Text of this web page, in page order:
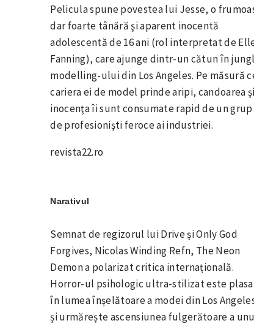
Pelicula spune povestea lui Jesse, o
dar foarte tânără şi aparent inocentă
adolescentă de 16 ani (rol interpretat de
Fanning), care ajunge dintr-un cătun în
modelling-ului din Los Angeles. Pe măsură
cariera ei de model prinde aripi, candoarea şi
inocenţa îi sunt consumate rapid de un grup
de profesionişti feroce ai industriei.
revista22.ro
Narativul
Semnat de regizorul lui Drive și Only God
Forgives, Nicolas Winding Refn, The Neon
Demon a polarizat critica internațională.
Horror-ul psihologic ultra-stilizat este
în lumea înșelătoare a modei din Los
și urmărește ascensiunea fulgerătoare a